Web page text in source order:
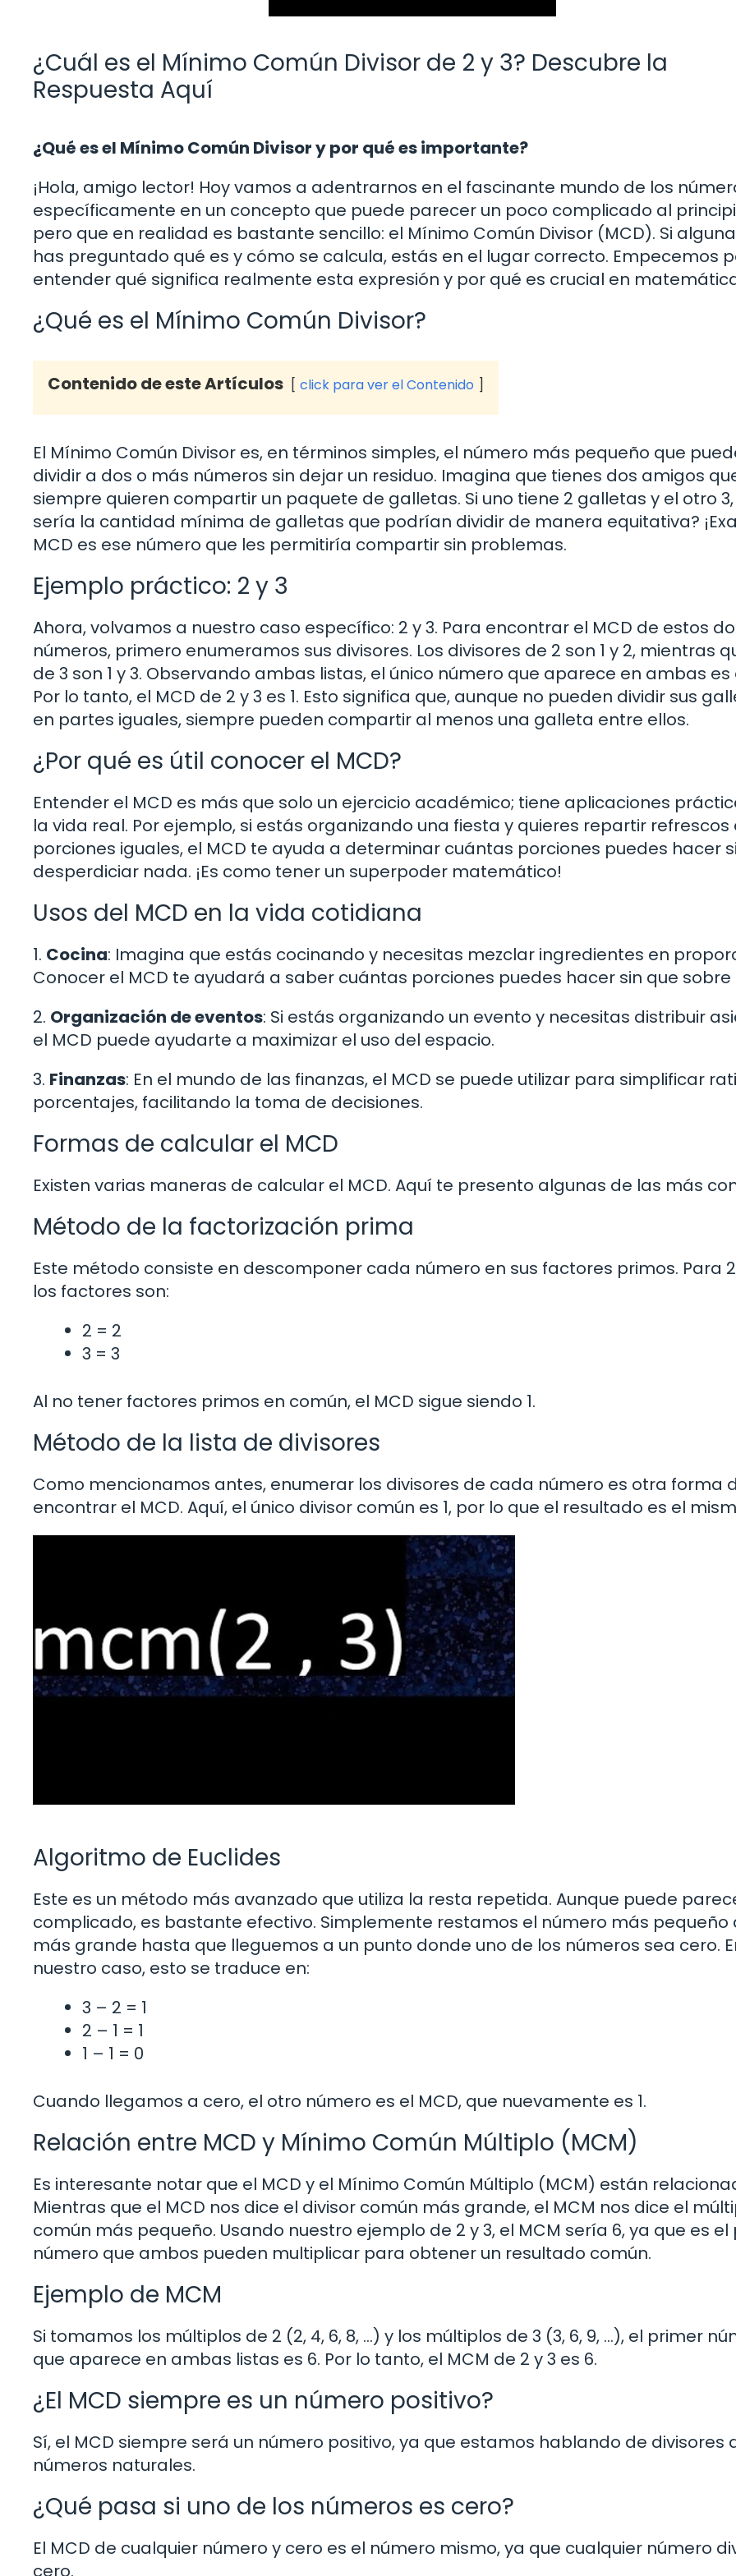
¿Cuál es el Mínimo Común Divisor de 2 y 3? Descubre la
Respuesta Aquí
¿Qué es el Mínimo Común Divisor y por qué es importante?
¡Hola, amigo lector! Hoy vamos a adentrarnos en el fascinante mundo de los
específicamente en un concepto que puede parecer un poco complicado al
pero que en realidad es bastante sencillo: el Mínimo Común Divisor (MCD). Si
has preguntado qué es y cómo se calcula, estás en el lugar correcto. Empecemos
entender qué significa realmente esta expresión y por qué es crucial en
¿Qué es el Mínimo Común Divisor?
Contenido de este Artículos click para ver el Contenido
El Mínimo Común Divisor es, en términos simples, el número más pequeño que
dividir a dos o más números sin dejar un residuo. Imagina que tienes dos amigos
siempre quieren compartir un paquete de galletas. Si uno tiene 2 galletas y el otro
sería la cantidad mínima de galletas que podrían dividir de manera equitativa?
MCD es ese número que les permitiría compartir sin problemas.
Ejemplo práctico: 2 y 3
Ahora, volvamos a nuestro caso específico: 2 y 3. Para encontrar el MCD de estos
números, primero enumeramos sus divisores. Los divisores de 2 son 1 y 2, mientras
de 3 son 1 y 3. Observando ambas listas, el único número que aparece en ambas es
Por lo tanto, el MCD de 2 y 3 es 1. Esto significa que, aunque no pueden dividir sus
en partes iguales, siempre pueden compartir al menos una galleta entre ellos.
¿Por qué es útil conocer el MCD?
Entender el MCD es más que solo un ejercicio académico; tiene aplicaciones
la vida real. Por ejemplo, si estás organizando una fiesta y quieres repartir refrescos
porciones iguales, el MCD te ayuda a determinar cuántas porciones puedes hacer
desperdiciar nada. ¡Es como tener un superpoder matemático!
Usos del MCD en la vida cotidiana
1. Cocina: Imagina que estás cocinando y necesitas mezclar ingredientes en
Conocer el MCD te ayudará a saber cuántas porciones puedes hacer sin que sobre
2. Organización de eventos: Si estás organizando un evento y necesitas distribuir
el MCD puede ayudarte a maximizar el uso del espacio.
3. Finanzas: En el mundo de las finanzas, el MCD se puede utilizar para simplificar
porcentajes, facilitando la toma de decisiones.
Formas de calcular el MCD
Existen varias maneras de calcular el MCD. Aquí te presento algunas de las más
Método de la factorización prima
Este método consiste en descomponer cada número en sus factores primos. Para 2
los factores son:
2 = 2
3 = 3
Al no tener factores primos en común, el MCD sigue siendo 1.
Método de la lista de divisores
Como mencionamos antes, enumerar los divisores de cada número es otra forma
encontrar el MCD. Aquí, el único divisor común es 1, por lo que el resultado es el
Algoritmo de Euclides
Este es un método más avanzado que utiliza la resta repetida. Aunque puede
complicado, es bastante efectivo. Simplemente restamos el número más pequeño
más grande hasta que lleguemos a un punto donde uno de los números sea cero.
nuestro caso, esto se traduce en:
3 – 2 = 1
2 – 1 = 1
1 – 1 = 0
Cuando llegamos a cero, el otro número es el MCD, que nuevamente es 1.
Relación entre MCD y Mínimo Común Múltiplo (MCM)
Es interesante notar que el MCD y el Mínimo Común Múltiplo (MCM) están
Mientras que el MCD nos dice el divisor común más grande, el MCM nos dice el
común más pequeño. Usando nuestro ejemplo de 2 y 3, el MCM sería 6, ya que es
número que ambos pueden multiplicar para obtener un resultado común.
Ejemplo de MCM
Si tomamos los múltiplos de 2 (2, 4, 6, 8, …) y los múltiplos de 3 (3, 6, 9, …), el primer
que aparece en ambas listas es 6. Por lo tanto, el MCM de 2 y 3 es 6.
¿El MCD siempre es un número positivo?
Sí, el MCD siempre será un número positivo, ya que estamos hablando de divisores
números naturales.
¿Qué pasa si uno de los números es cero?
El MCD de cualquier número y cero es el número mismo, ya que cualquier número
cero.